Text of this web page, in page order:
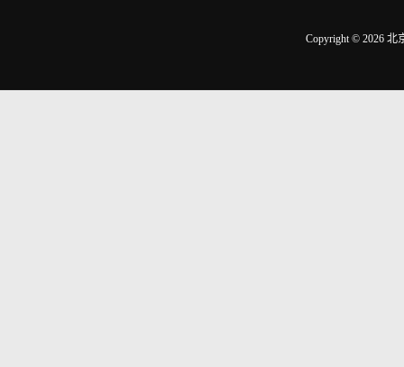
Copyright © 2026 北